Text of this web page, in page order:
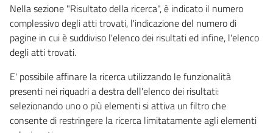
Nella sezione "Risultato della ricerca", è indicato il numero
complessivo degli atti trovati, l'indicazione del numero di
pagine in cui è suddiviso l'elenco dei risultati ed infine, l'elenco
degli atti trovati.
E' possibile affinare la ricerca utilizzando le funzionalità
presenti nei riquadri a destra dell'elenco dei risultati:
selezionando uno o più elementi si attiva un filtro che
consente di restringere la ricerca limitatamente agli elementi